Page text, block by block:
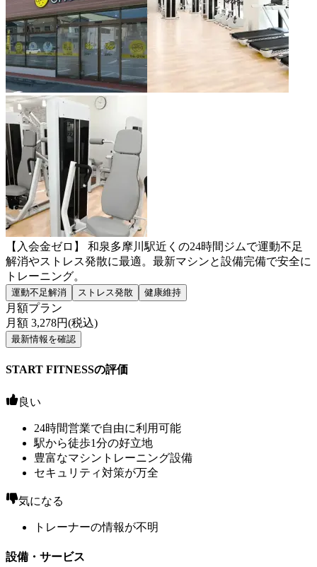
【入会金ゼロ】 和泉多摩川駅近くの24時間ジムで運動不足
解消やストレス発散に最適。最新マシンと設備完備で安全に
トレーニング。
運動不足解消 ストレス発散 健康維持
月額プラン
月額 3,278円(税込)
最新情報を確認
START FITNESSの評価
良い
24時間営業で自由に利用可能
駅から徒歩1分の好立地
豊富なマシントレーニング設備
セキュリティ対策が万全
気になる
トレーナーの情報が不明
設備・サービス